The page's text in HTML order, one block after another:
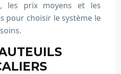
les prix moyens et les
pour choisir le système le